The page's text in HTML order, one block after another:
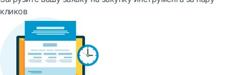
кликов